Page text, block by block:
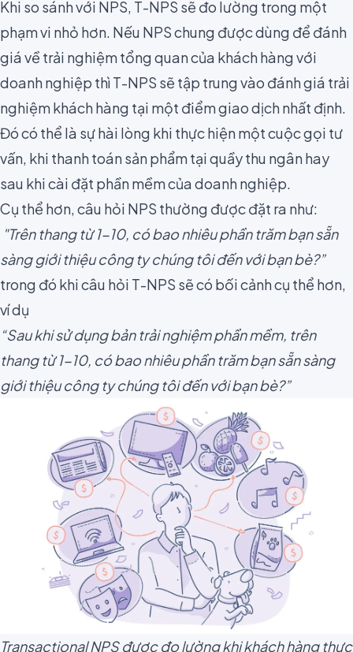
Khi so sánh với NPS, T-NPS sẽ đo lường trong một
phạm vi nhỏ hơn. Nếu NPS chung được dùng để đánh
giá về trải nghiệm tổng quan của khách hàng với
doanh nghiệp thì T-NPS sẽ tập trung vào đánh giá trải
nghiệm khách hàng tại một điểm giao dịch nhất định.
Đó có thể là sự hài lòng khi thực hiện một cuộc gọi tư
vấn, khi thanh toán sản phẩm tại quầy thu ngân hay
sau khi cài đặt phần mềm của doanh nghiệp.
Cụ thể hơn, câu hỏi NPS thường được đặt ra như:
"Trên thang từ 1-10, có bao nhiêu phần trăm bạn sẵn
sàng giới thiệu công ty chúng tôi đến với bạn bè?”
trong đó khi câu hỏi T-NPS sẽ có bối cảnh cụ thể hơn,
ví dụ
“Sau khi sử dụng bản trải nghiệm phần mềm, trên
thang từ 1-10, có bao nhiêu phần trăm bạn sẵn sàng
giới thiệu công ty chúng tôi đến với bạn bè?”
Transactional NPS được đo lường khi khách hàng thực